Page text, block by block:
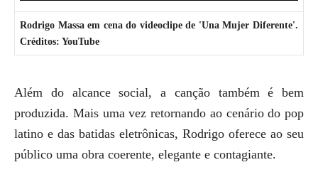
Rodrigo Massa em cena do videoclipe de 'Una Mujer Diferente'.
Créditos: YouTube
Além do alcance social, a canção também é bem
produzida. Mais uma vez retornando ao cenário do pop
latino e das batidas eletrônicas, Rodrigo oferece ao seu
público uma obra coerente, elegante e contagiante.